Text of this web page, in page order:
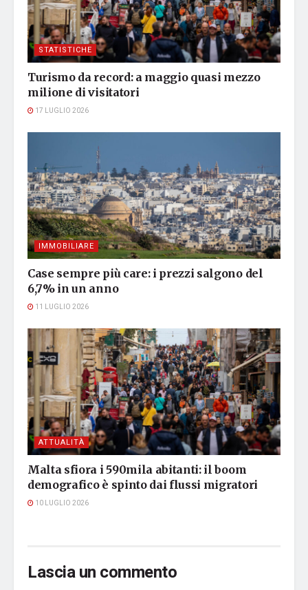
STATISTICHE
Turismo da record: a maggio quasi mezzo
milione di visitatori
17 LUGLIO 2026
IMMOBILIARE
Case sempre più care: i prezzi salgono del
6,7% in un anno
11 LUGLIO 2026
ATTUALITÀ
Malta sfiora i 590mila abitanti: il boom
demografico è spinto dai flussi migratori
10 LUGLIO 2026
Lascia un commento